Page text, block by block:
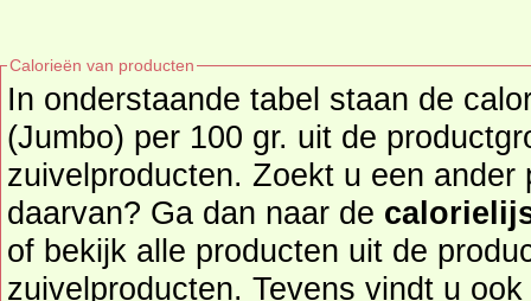
Calorieën van producten
In onderstaande tabel staan de
(Jumbo) per 100 gr. uit de
zuivelproducten. Zoekt u een ander product en de calorieën
daarvan? Ga dan naar de
of bekijk alle producten uit de
zuivelproducten. Tevens vindt u ook de uitgebreide calorie